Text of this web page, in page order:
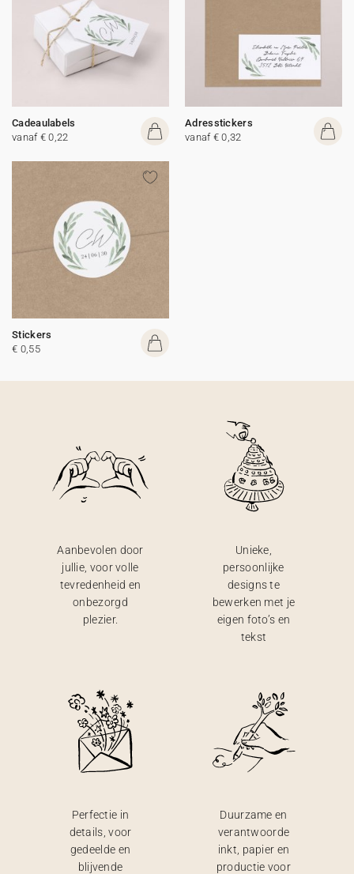
Cadeaulabels
vanaf € 0,22
Adresstickers
vanaf € 0,32
Stickers
€ 0,55
Aanbevolen door
jullie, voor volle
tevredenheid en
onbezorgd
plezier.
Unieke,
persoonlijke
designs te
bewerken met je
eigen foto’s en
tekst
Perfectie in
details, voor
gedeelde en
blijvende
Duurzame en
verantwoorde
inkt, papier en
productie voor